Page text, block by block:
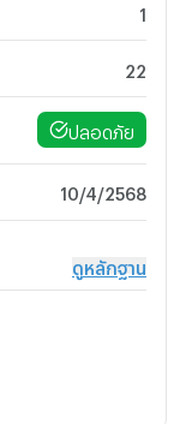
1
22
ปลอดภัย
10/4/2568
ดูหลักฐาน